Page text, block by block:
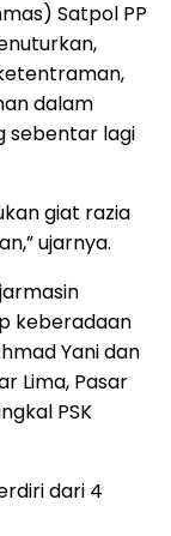
Satpol PP
dalam
sebentar lagi
giat razia
ujarnya.
keberadaan
Yani dan
Lima, Pasar
PSK
dari 4